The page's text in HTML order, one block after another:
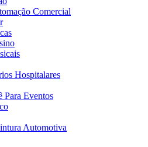
Comercial
Hospitalares
Para Eventos
Automotiva